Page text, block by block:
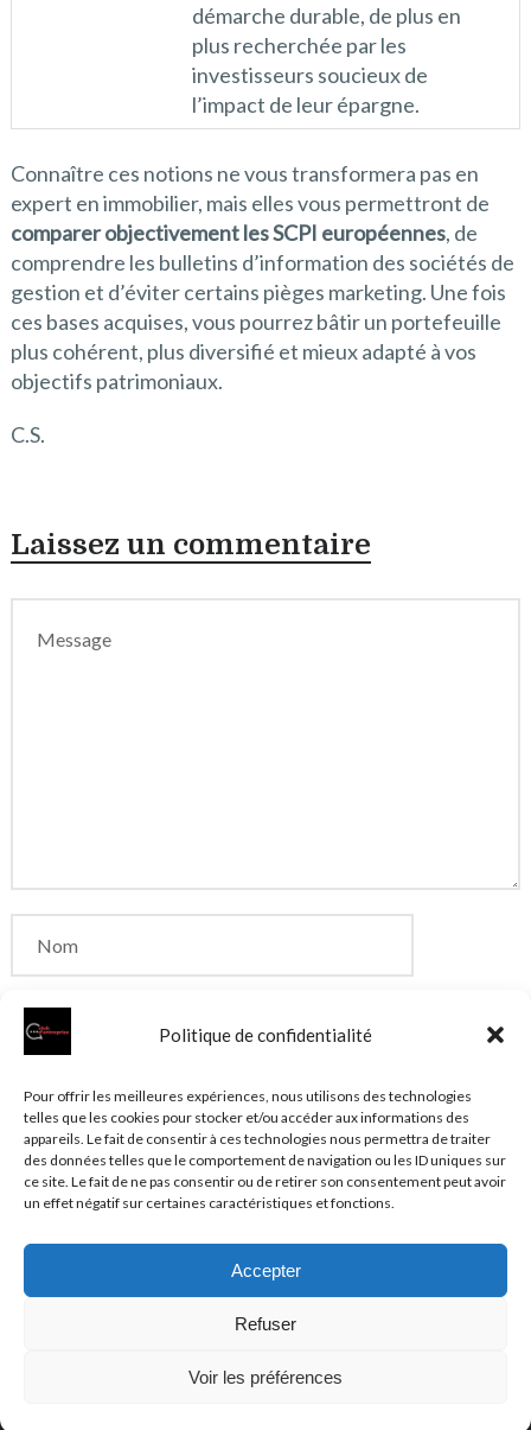
Politique de confidentialité
Pour offrir les meilleures expériences, nous utilisons des technologies
telles que les cookies pour stocker et/ou accéder aux informations des
appareils. Le fait de consentir à ces technologies nous permettra de traiter
des données telles que le comportement de navigation ou les ID uniques sur
ce site. Le fait de ne pas consentir ou de retirer son consentement peut avoir
un effet négatif sur certaines caractéristiques et fonctions.
Accepter
Refuser
Voir les préférences
démarche durable, de plus en
plus recherchée par les
investisseurs soucieux de
l’impact de leur épargne.
Connaître ces notions ne vous transformera pas en
expert en immobilier, mais elles vous permettront de
comparer objectivement les SCPI européennes, de
comprendre les bulletins d’information des sociétés de
gestion et d’éviter certains pièges marketing. Une fois
ces bases acquises, vous pourrez bâtir un portefeuille
plus cohérent, plus diversifié et mieux adapté à vos
objectifs patrimoniaux.
C.S.
Laissez un commentaire
Enregistrer mon nom, mon e-mail et mon site dans
le navigateur pour mon prochain commentaire.
Actualité au sens large
Plan du site